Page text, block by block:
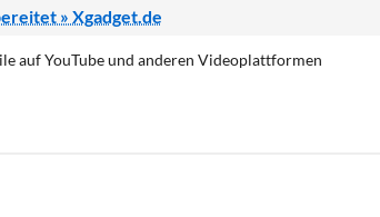
» Xgadget.de
auf YouTube und anderen Videoplattformen